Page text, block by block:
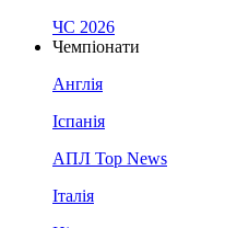
ЧС 2026
Чемпіонати
Англія
Іспанія
АПЛ Top News
Італія